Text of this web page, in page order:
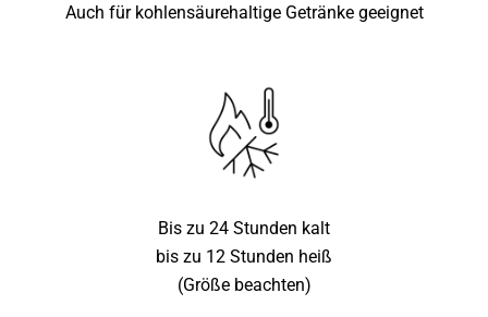
Auch für kohlensäurehaltige Getränke geeignet
Bis zu 24 Stunden kalt
bis zu 12 Stunden heiß
(Größe beachten)